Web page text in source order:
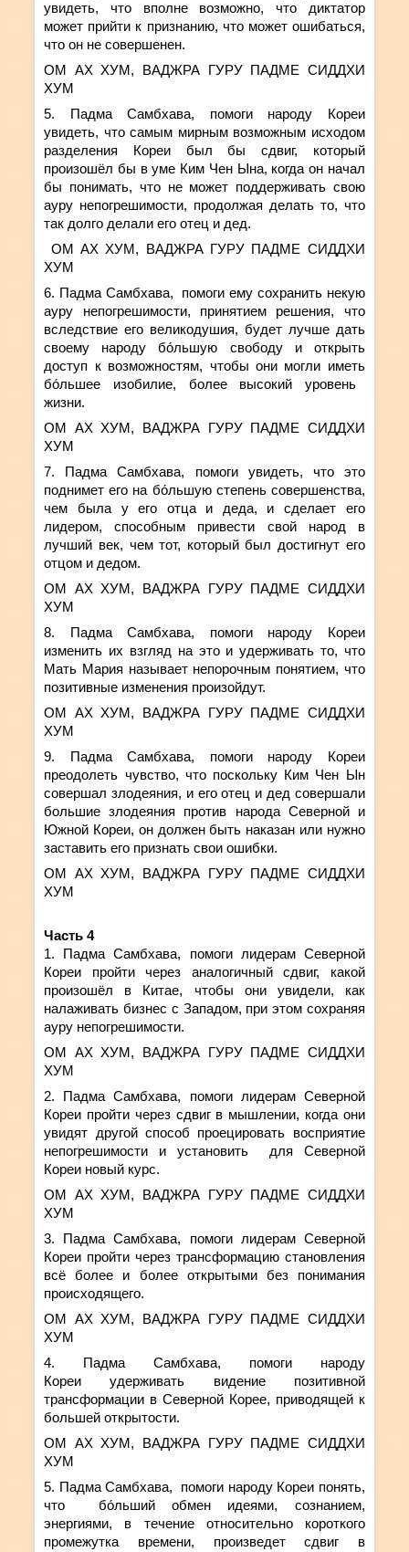
увидеть, что вполне возможно, что диктатор
может прийти к признанию, что может ошибаться,
что он не совершенен.
ОМ АХ ХУМ, ВАДЖРА ГУРУ ПАДМЕ СИДДХИ
ХУМ
5. Падма Самбхава, помоги народу Кореи
увидеть, чтосамым мирным возможным исходом
разделения Кореи был бы сдвиг, который
произошёл бы в уме Ким Чен Ына, когда он начал
бы понимать, что не может поддерживать свою
ауру непогрешимости, продолжая делать то, что
так долго делали его отец и дед.
ОМ АХ ХУМ, ВАДЖРА ГУРУ ПАДМЕ СИДДХИ
ХУМ
6. Падма Самбхава,
помоги ему сохранить некую
ауру непогрешимости, принятием решения, что
вследствие его великодушия, будет лучше дать
своему народу бо́льшую свободу и открыть
доступ квозможностям, чтобы они могли иметь
бо́льшее изобилие, более высокий уровень
жизни.
ОМ АХ ХУМ, ВАДЖРА ГУРУ ПАДМЕ СИДДХИ
ХУМ
7. Падма Самбхава, помоги увидеть, что это
поднимет его на бо́льшую степень совершенства,
чем была у его отца и деда, исделает его
лидером, способным привести свой народ в
лучший век, чем тот, который был достигнут его
отцом и дедом.
ОМ АХ ХУМ, ВАДЖРА ГУРУ ПАДМЕ СИДДХИ
ХУМ
8. Падма Самбхава, помоги народу Кореи
изменить их взгляд на это и удерживать то, что
Мать Мария называет непорочным понятием, что
позитивные изменения произойдут.
ОМ АХ ХУМ, ВАДЖРА ГУРУ ПАДМЕ СИДДХИ
ХУМ
9. Падма Самбхава, помоги народу Кореи
преодолеть чувство, что поскольку Ким Чен Ын
совершал злодеяния, и его отец и дед совершали
большие злодеяния против народа Северной и
Южной Кореи, он должен быть наказан или нужно
заставить его признать свои ошибки.
ОМ АХ ХУМ, ВАДЖРА ГУРУ ПАДМЕ СИДДХИ
ХУМ
Часть 4
1. Падма Самбхава, помоги лидерам Северной
Кореи пройти через аналогичный сдвиг, какой
произошёл в Китае, чтобы они увидели, как
налаживать бизнес с Западом, при этом сохраняя
ауру непогрешимости.
ОМ АХ ХУМ, ВАДЖРА ГУРУ ПАДМЕ СИДДХИ
ХУМ
2. Падма Самбхава, помоги лидерам Северной
Кореи пройти через сдвиг в мышлении, когда они
увидят другой способ проецировать восприятие
непогрешимости и установить
для Северной
Кореи новый курс.
ОМ АХ ХУМ, ВАДЖРА ГУРУ ПАДМЕ СИДДХИ
ХУМ
3. Падма Самбхава, помоги лидерам Северной
Кореи пройти через трансформацию становления
всё более и более открытыми без понимания
происходящего.
ОМ АХ ХУМ, ВАДЖРА ГУРУ ПАДМЕ СИДДХИ
ХУМ
4. Падма Самбхава, помоги народу
Кореиудерживать видение позитивной
трансформации в Северной Корее, приводящей к
большей открытости.
ОМ АХ ХУМ, ВАДЖРА ГУРУ ПАДМЕ СИДДХИ
ХУМ
5. Падма Самбхава,
помоги народу Кореи понять,
что
бо́льший обмен идеями, сознанием,
энергиями, в течение относительно короткого
промежутка времени, произведет сдвиг в